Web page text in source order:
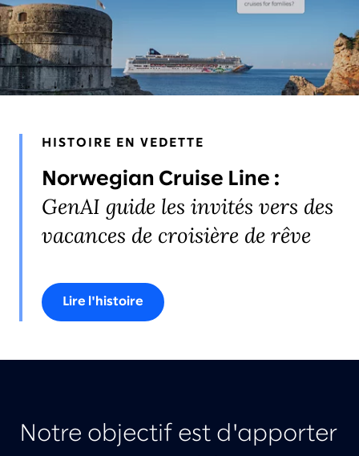
LEADERS
APERÇUS
HISTOIRE EN VEDETTE
Norwegian Cruise Line :
GenAI guide les invités vers des
vacances de croisière de rêve
Lire l'histoire
Notre objectif est d'apporter